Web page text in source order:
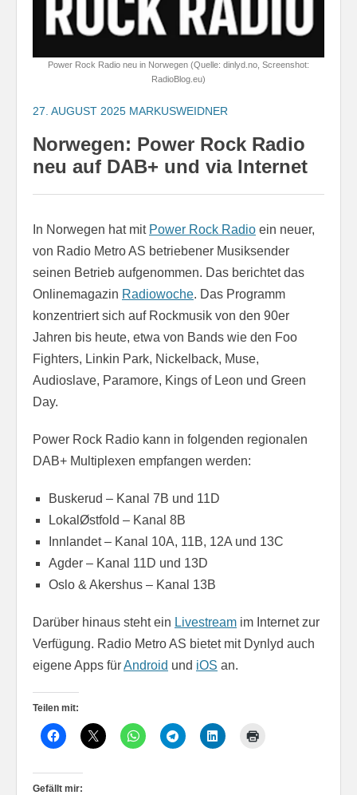
Power Rock Radio neu in Norwegen (Quelle: dinlyd.no, Screenshot:
RadioBlog.eu)
27. AUGUST 2025 MARKUSWEIDNER
Norwegen: Power Rock Radio
neu auf DAB+ und via Internet
In Norwegen hat mit Power Rock Radio ein neuer,
von Radio Metro AS betriebener Musiksender
seinen Betrieb aufgenommen. Das berichtet das
Onlinemagazin Radiowoche. Das Programm
konzentriert sich auf Rockmusik von den 90er
Jahren bis heute, etwa von Bands wie den Foo
Fighters, Linkin Park, Nickelback, Muse,
Audioslave, Paramore, Kings of Leon und Green
Day.
Power Rock Radio kann in folgenden regionalen
DAB+ Multiplexen empfangen werden:
Buskerud – Kanal 7B und 11D
LokalØstfold – Kanal 8B
Innlandet – Kanal 10A, 11B, 12A und 13C
Agder – Kanal 11D und 13D
Oslo & Akershus – Kanal 13B
Darüber hinaus steht ein Livestream im Internet zur
Verfügung. Radio Metro AS bietet mit Dynlyd auch
eigene Apps fürAndroid und iOS an.
Teilen mit:
Gefällt mir: